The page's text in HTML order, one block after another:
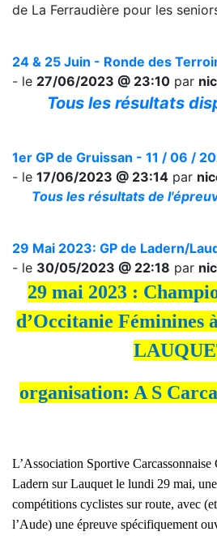
de La Ferraudière pour les
24 & 25 Juin - Ronde des
- le 27/06/2023 @ 23:10 par
Tous les résultats
1er GP de Gruissan - 11 / 06 /
- le 17/06/2023 @ 23:14 par
Tous les résultats de
29 Mai 2023: GP de Ladern/
- le 30/05/2023 @ 22:18 par
29 mai 2023 :
d’Occitanie Féminines
organisation: A S
L’Association Sportive Carcassonnaise
Ladern sur Lauquet le lundi 29 mai,
compétitions cyclistes sur route, avec
l’Aude) une épreuve spécifiquement